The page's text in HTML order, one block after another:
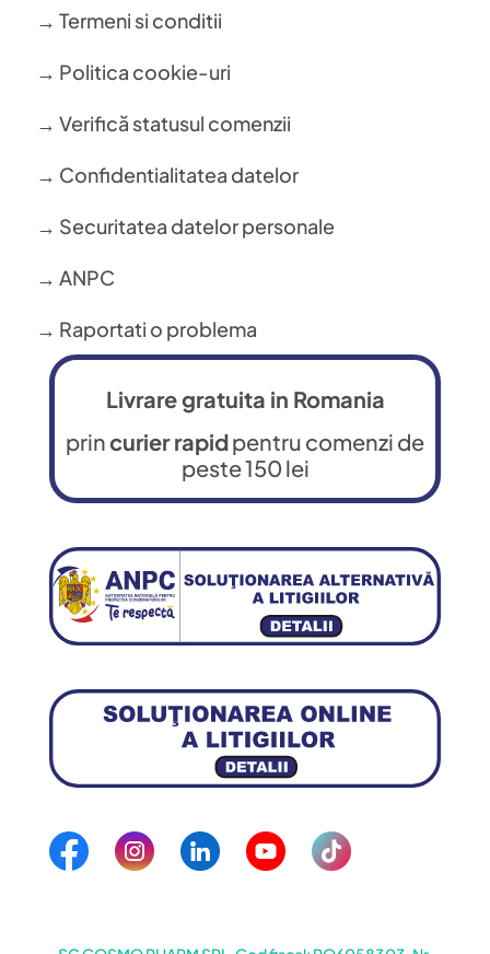
→ Termeni si conditii
→ Politica cookie-uri
→ Verifică statusul comenzii
→ Confidentialitatea datelor
→ Securitatea datelor personale
→ ANPC
→ Raportati o problema
Livrare gratuita in Romania
princurier rapidpentru comenzi de
peste 150 lei